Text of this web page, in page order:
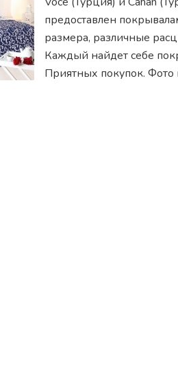
предоставлен
размера, различные
Каждый найдет себе
Приятных покупок. Фото